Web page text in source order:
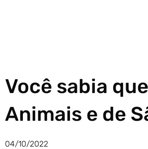
Você sabia
Animais e de
04/10/2022